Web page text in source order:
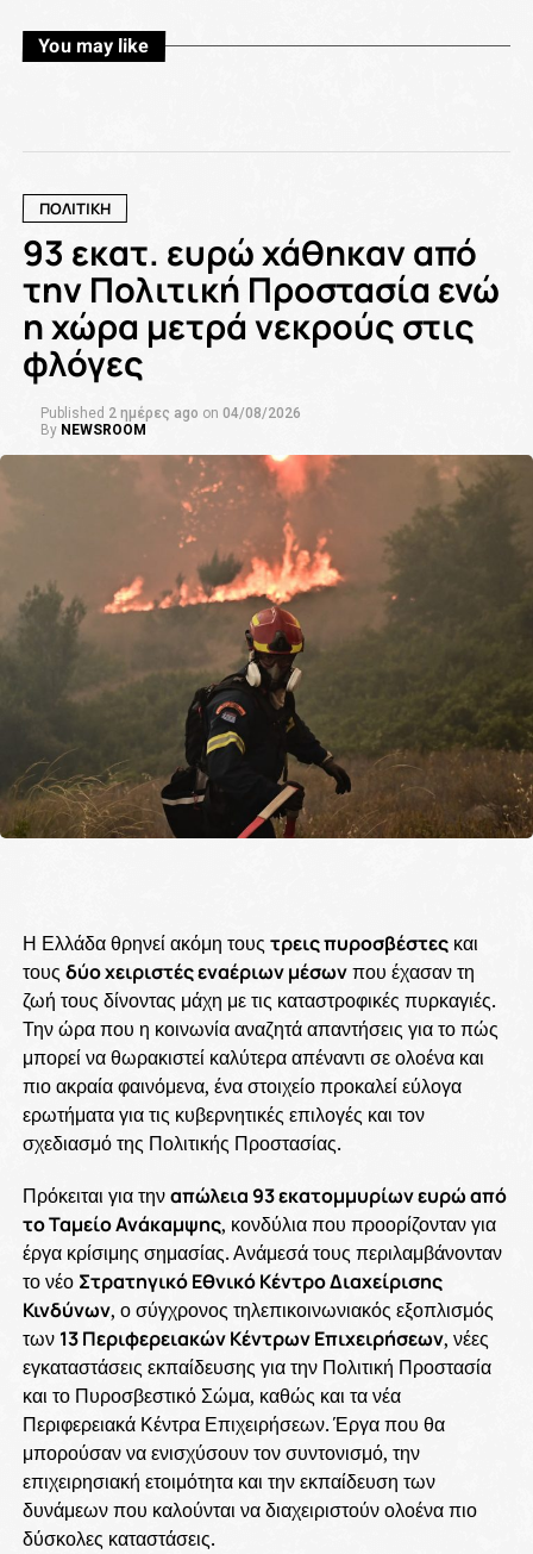
You may like
ΠΟΛΙΤΙΚΗ
93 εκατ. ευρώ χάθηκαν από
την Πολιτική Προστασία ενώ
η χώρα μετρά νεκρούς στις
φλόγες
Published 2 ημέρες ago on 04/08/2026
By NEWSROOM
Η Ελλάδα θρηνεί ακόμη τους τρεις πυροσβέστεςκαι
τους δύο χειριστές εναέριων μέσωνπου έχασαν τη
ζωή τους δίνοντας μάχη με τις καταστροφικές πυρκαγιές.
Την ώρα που η κοινωνία αναζητά απαντήσεις για το πώς
μπορεί να θωρακιστεί καλύτερα απέναντι σε ολοένα και
πιο ακραία φαινόμενα, ένα στοιχείο προκαλεί εύλογα
ερωτήματα για τις κυβερνητικές επιλογές και τον
σχεδιασμό της Πολιτικής Προστασίας.
Πρόκειται για τηναπώλεια 93 εκατομμυρίων ευρώ από
το Ταμείο Ανάκαμψης, κονδύλια που προορίζονταν για
έργα κρίσιμης σημασίας. Ανάμεσά τους περιλαμβάνονταν
το νέο Στρατηγικό Εθνικό Κέντρο Διαχείρισης
Κινδύνων, ο σύγχρονος τηλεπικοινωνιακός εξοπλισμός
των 13 Περιφερειακών Κέντρων Επιχειρήσεων, νέες
εγκαταστάσεις εκπαίδευσης για την Πολιτική Προστασία
και το Πυροσβεστικό Σώμα, καθώς και τα νέα
Περιφερειακά Κέντρα Επιχειρήσεων. Έργα που θα
μπορούσαν να ενισχύσουν τον συντονισμό, την
επιχειρησιακή ετοιμότητα και την εκπαίδευση των
δυνάμεων που καλούνται να διαχειριστούν ολοένα πιο
δύσκολες καταστάσεις.